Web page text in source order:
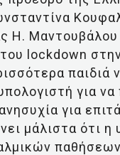
Η. Μαντουβάλου
lockdown
για
για
μάλιστα ότι